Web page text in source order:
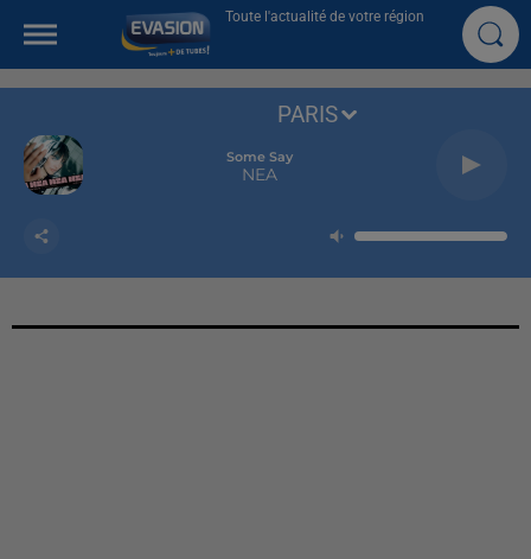
Toute l'actualité de votre région
Some Say
NEA
PARIS